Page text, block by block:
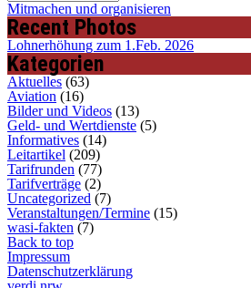
Mitmachen und organisieren
Recent Photos
Lohnerhöhung zum 1.Feb. 2026
Kategorien
Aktuelles (63)
Aviation (16)
Bilder und Videos (13)
Geld- und Wertdienste (5)
Informatives (14)
Leitartikel (209)
Tarifrunden (77)
Tarifverträge (2)
Uncategorized (7)
Veranstaltungen/Termine (15)
wasi-fakten (7)
Back to top
Impressum
Datenschutzerklärung